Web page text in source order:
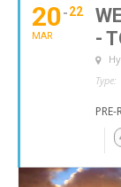
20
MAR
22
-
Type:
PRE-